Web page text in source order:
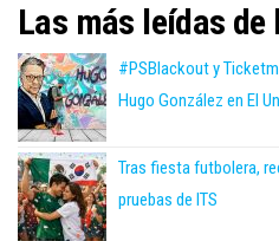
Las más leídas de
#PSBlackout y
Hugo González en El
Tras fiesta futbolera,
pruebas de ITS